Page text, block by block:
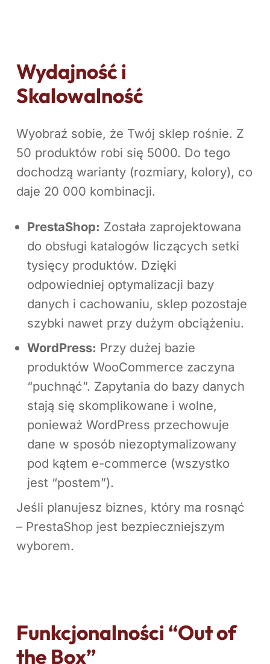
Wydajność i
Skalowalność
Wyobraź sobie, że Twój sklep rośnie. Z
50 produktów robi się 5000. Do tego
dochodzą warianty (rozmiary, kolory), co
daje 20 000 kombinacji.
PrestaShop: Została zaprojektowana
do obsługi katalogów liczących setki
tysięcy produktów. Dzięki
odpowiedniej optymalizacji bazy
danych i cachowaniu, sklep pozostaje
szybki nawet przy dużym obciążeniu.
WordPress: Przy dużej bazie
produktów WooCommerce zaczyna
“puchnąć”. Zapytania do bazy danych
stają się skomplikowane i wolne,
ponieważ WordPress przechowuje
dane w sposób niezoptymalizowany
pod kątem e-commerce (wszystko
jest “postem”).
Jeśli planujesz biznes, który ma rosnąć
– PrestaShop jest bezpieczniejszym
wyborem.
Funkcjonalności “Out of
the Box”